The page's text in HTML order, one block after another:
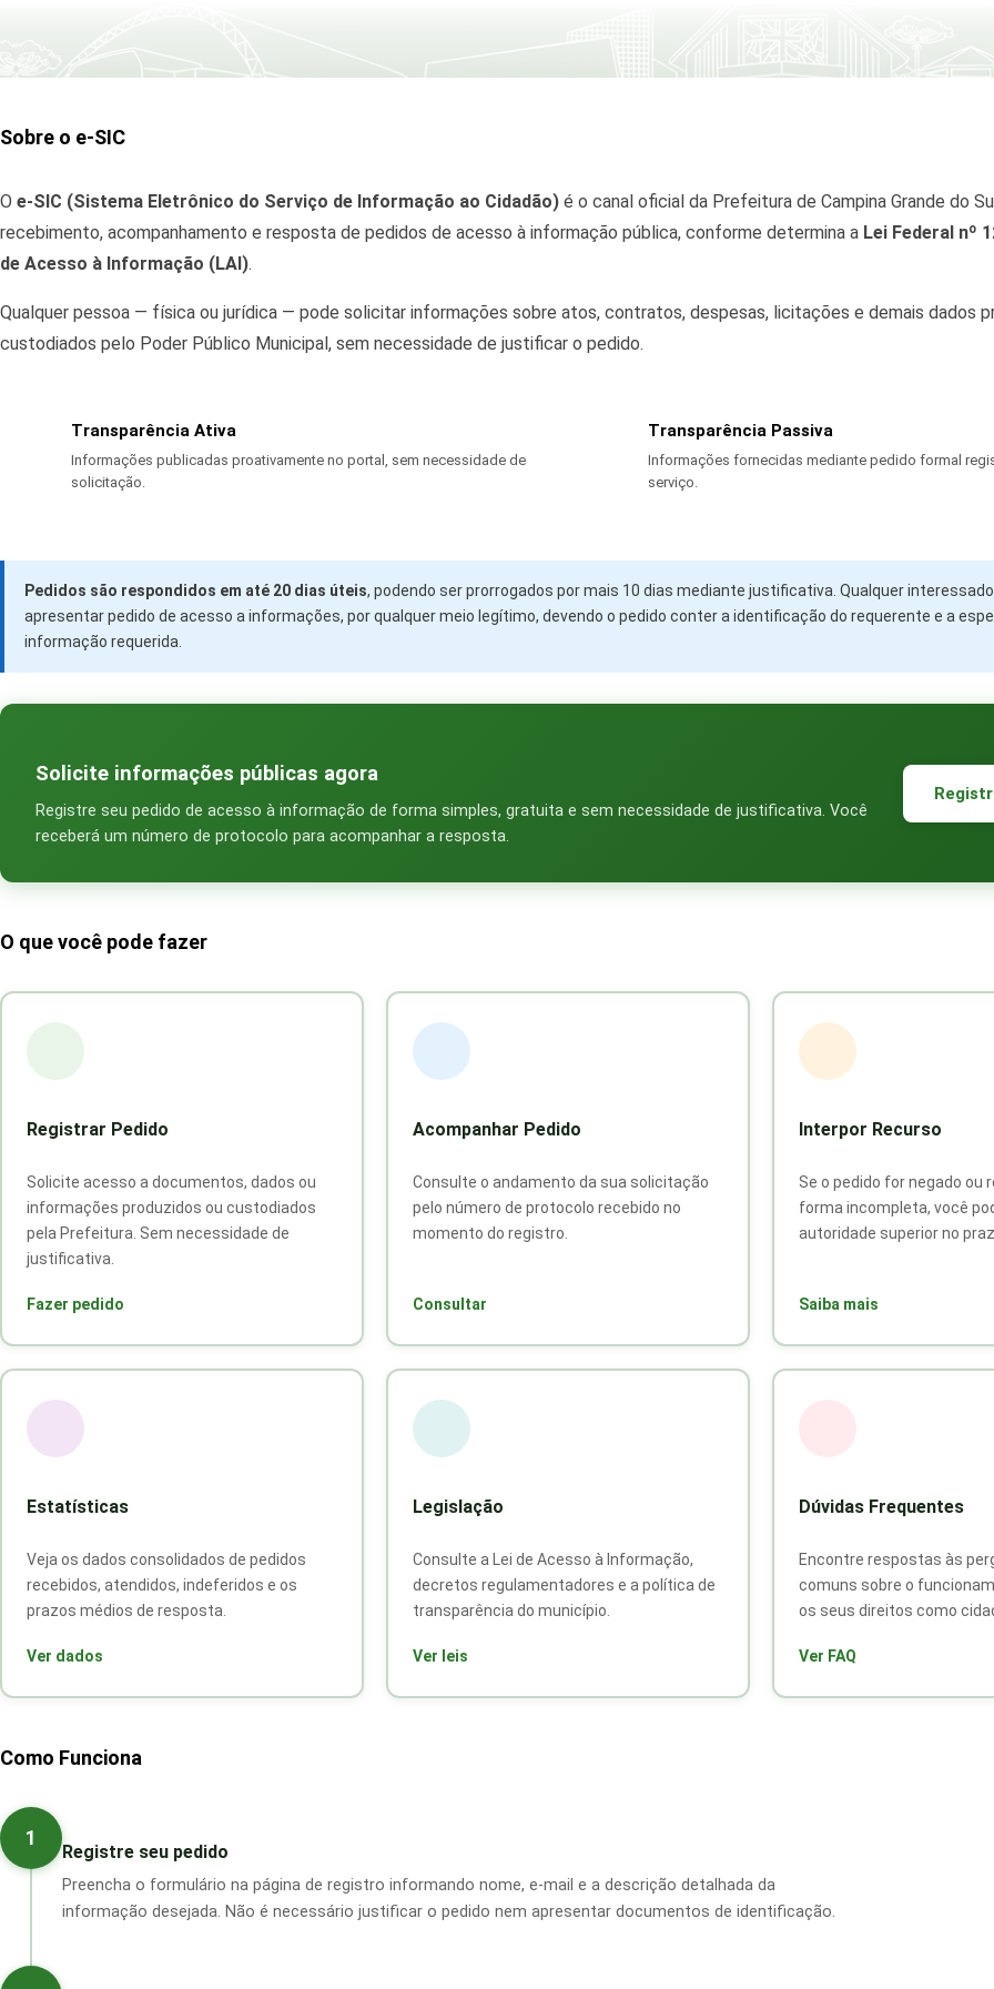
Sobre o e-SIC
O e-SIC (Sistema Eletrônico do Serviço de Informação ao Cidadão) é o canal oficial da Prefeitura de Campina Grande do
recebimento, acompanhamento e resposta de pedidos de acesso à informação pública, conforme determina a Lei Federal nº
de Acesso à Informação (LAI).
Qualquer pessoa — física ou jurídica — pode solicitar informações sobre atos, contratos, despesas, licitações e demais dados
custodiados pelo Poder Público Municipal, sem necessidade de justificar o pedido.
Transparência Ativa
Informações publicadas proativamente no portal, sem necessidade de
solicitação.
Transparência Passiva
Informações fornecidas mediante pedido formal
serviço.
Pedidos são respondidos em até 20 dias úteis, podendo ser prorrogados por mais 10 dias mediante justificativa. Qualquer
apresentar pedido de acesso a informações, por qualquer meio legítimo, devendo o pedido conter a identificação do requerente e a
informação requerida.
Solicite informações públicas agora
Registre seu pedido de acesso à informação de forma simples, gratuita e sem necessidade de justificativa. Você
receberá um número de protocolo para acompanhar a resposta.
O que você pode fazer
Registrar Pedido
Solicite acesso a documentos, dados ou
informações produzidos ou custodiados
pela Prefeitura. Sem necessidade de
justificativa.
Fazer pedido
Acompanhar Pedido
Consulte o andamento da sua solicitação
pelo número de protocolo recebido no
momento do registro.
Consultar
Interpor Recurso
Se o pedido for negado ou
forma incompleta, você
autoridade superior no
Saiba mais
Estatísticas
Veja os dados consolidados de pedidos
recebidos, atendidos, indeferidos e os
prazos médios de resposta.
Ver dados
Legislação
Consulte a Lei de Acesso à Informação,
decretos regulamentadores e a política de
transparência do município.
Ver leis
Dúvidas Frequentes
Encontre respostas às
comuns sobre o
os seus direitos como
Ver FAQ
Como Funciona
1
Registre seu pedido
Preencha o formulário na página de registro informando nome, e-mail e a descrição detalhada da
informação desejada. Não é necessário justificar o pedido nem apresentar documentos de identificação.